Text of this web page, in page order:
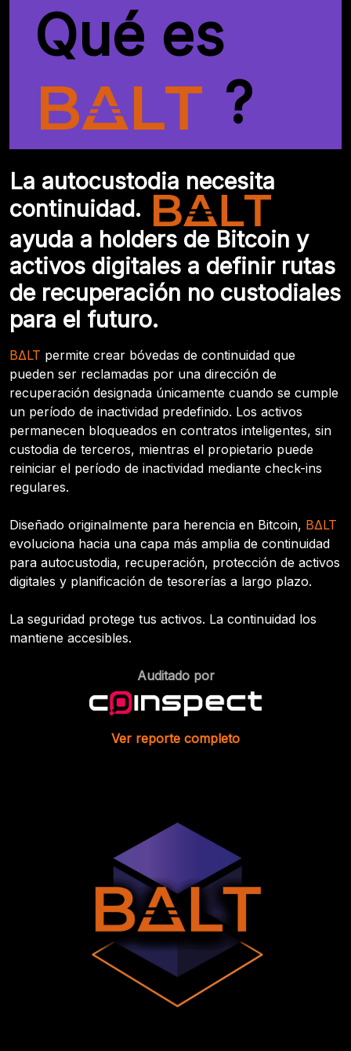
Qué es
?
La autocustodia necesita
continuidad.
ayuda a holders de Bitcoin y
activos digitales a definir rutas
de recuperación no custodiales
para el futuro.
BΔLT permite crear bóvedas de continuidad que
pueden ser reclamadas por una dirección de
recuperación designada únicamente cuando se cumple
un período de inactividad predefinido. Los activos
permanecen bloqueados en contratos inteligentes, sin
custodia de terceros, mientras el propietario puede
reiniciar el período de inactividad mediante check-ins
regulares.
Diseñado originalmente para herencia en Bitcoin, BΔLT
evoluciona hacia una capa más amplia de continuidad
para autocustodia, recuperación, protección de activos
digitales y planificación de tesorerías a largo plazo.
La seguridad protege tus activos. La continuidad los
mantiene accesibles.
Auditado por
Ver reporte completo